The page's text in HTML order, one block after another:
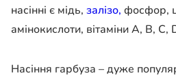
насінні є мідь, залізо, фосфор,
амінокислоти, вітаміни А, В, С,
Насіння гарбуза – дуже